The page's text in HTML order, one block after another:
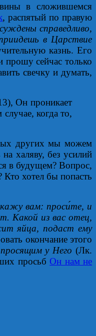
в сложившемся
, распятый по правую
справедливо,
в Царствие
казнь. Его
сейчас только
свечку и думать,
Он проникает
когда то,
других мы можем
халяву, без усилий
в будущем? Вопрос,
Кто хотел бы попасть
вам: проси́те, и
Какой из вас отец,
яйца, подаст ему
окончание этого
у Него (Лк.
просьб Он нам не